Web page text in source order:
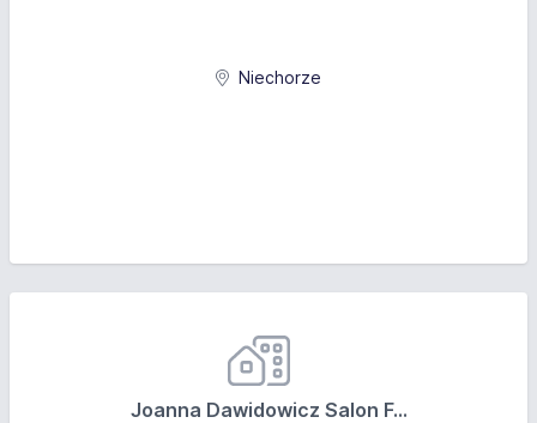
Niechorze
Joanna Dawidowicz Salon F...